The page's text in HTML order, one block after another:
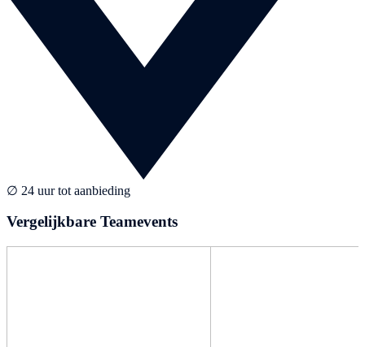
∅ 24 uur tot aanbieding
Vergelijkbare Teamevents